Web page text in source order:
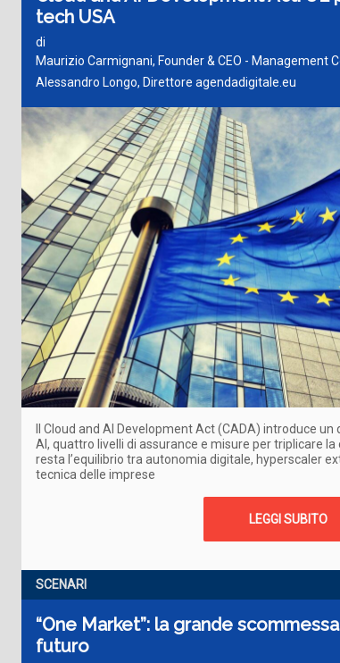
tech USA
di
Maurizio Carmignani, Founder & CEO - Management
Alessandro Longo, Direttore agendadigitale.eu
Il Cloud and AI Development Act (CADA) introduce
AI, quattro livelli di assurance e misure per triplicare la
resta l’equilibrio tra autonomia digitale, hyperscaler
tecnica delle imprese
LEGGI SUBITO
SCENARI
“One Market”: la grande
futuro